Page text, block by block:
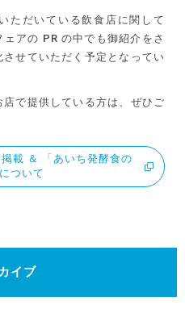
ただいている飲食店に関して
アの PR の中でも御紹介をさ
せていただく予定となってい
で提供している方は、ぜひご
載 ＆ 「あいち発酵食の
ついて
イブ